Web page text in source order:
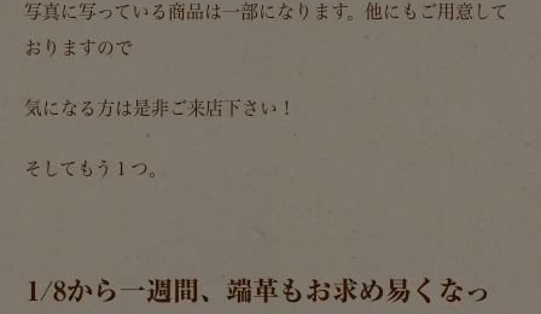
写真に写っている商品は一部になります。他にもご用意して
おりますので
気になる方は是非ご来店下さい！
そしてもう１つ。
1/8から一週間、端革もお求め易くなっ